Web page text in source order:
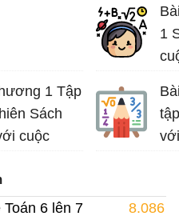
1 Tập
Sách
cuộc
1
6 lên 7 8.086